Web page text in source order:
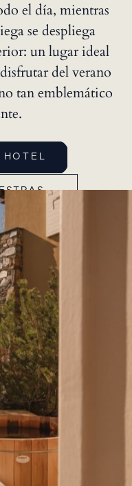
el día, mientras
se despliega
un lugar ideal
del verano
tan emblemático
HOTEL
SUITES